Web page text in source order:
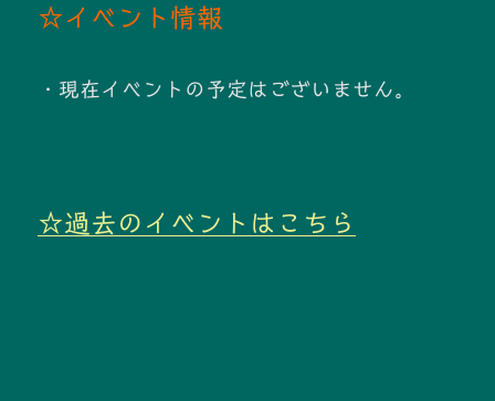
☆イベント情報
・現在イベントの予定はございません。
☆過去のイベントはこちら